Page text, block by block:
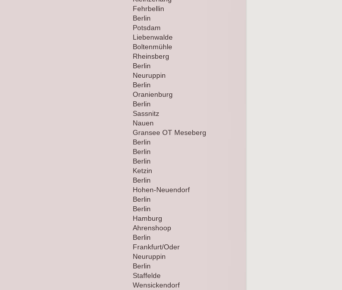
Fehrbellin
Berlin
Potsdam
Liebenwalde
Boltenmühle
Rheinsberg
Berlin
Neuruppin
Berlin
Oranienburg
Berlin
Sassnitz
Nauen
Gransee OT Meseberg
Berlin
Berlin
Berlin
Ketzin
Berlin
Hohen-Neuendorf
Berlin
Berlin
Hamburg
Ahrenshoop
Berlin
Frankfurt/Oder
Neuruppin
Berlin
Staffelde
Wensickendorf